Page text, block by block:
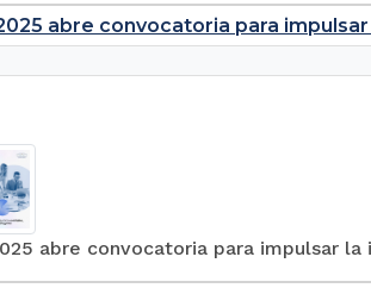
abre convocatoria para
abre convocatoria para impulsar